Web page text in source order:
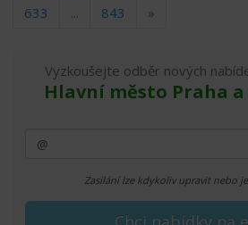
633
... 843 »
Vyzkoušejte odběr nových
Hlavní město Praha
Zasílání lze kdykoliv upravit nebo